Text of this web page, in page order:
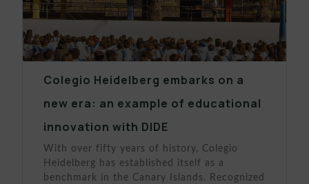
Colegio Heidelberg embarks on a
new era: an example of educational
innovation with DIDE
With over fifty years of history, Colegio
Heidelberg has established itself as a
benchmark in the Canary Islands. Recognized